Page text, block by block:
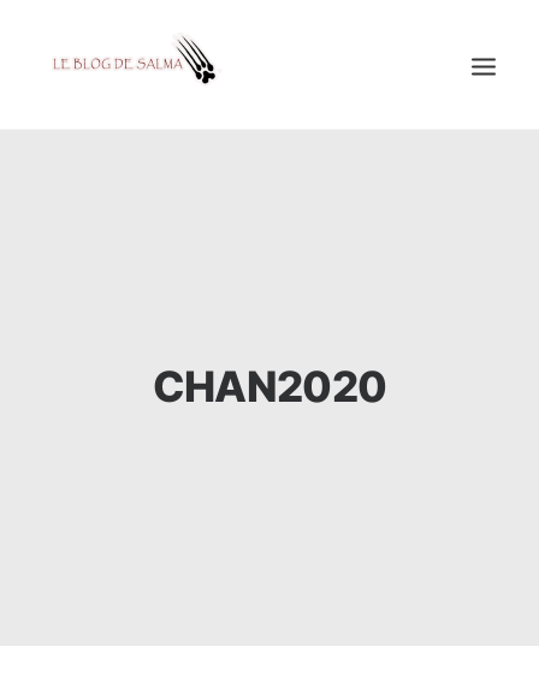
TESTÉ POUR VOUSCHAN2020